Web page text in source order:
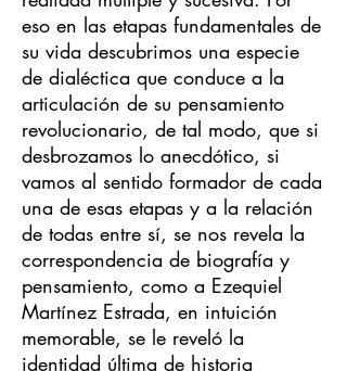
eso en las etapas fundamentales de
su vida descubrimos una especie
de dialéctica que conduce a la
articulación de su pensamiento
revolucionario, de tal modo, que si
desbrozamos lo anecdótico, si
vamos al sentido formador de cada
una de esas etapas y a la relación
de todas entre sí, se nos revela la
correspondencia de biografía y
pensamiento, como a Ezequiel
Martínez Estrada, en intuición
memorable, se le reveló la
identidad última de historia